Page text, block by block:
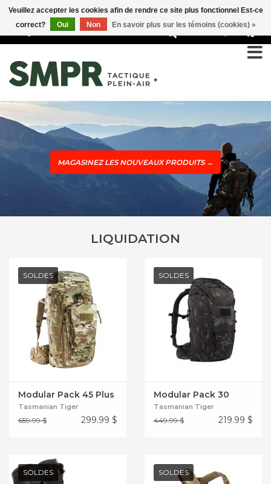
0
MAGASINEZ LES NOUVEAUX PRODUITS →
LIQUIDATION
SOLDES
Modular Pack 45 Plus
Tasmanian Tiger
659.99 $ 299.99 $
SOLDES
Modular Pack 30
Tasmanian Tiger
449.99 $ 219.99 $
SOLDES SOLDES
Veuillez accepter les cookies afin de rendre ce site plus fonctionnel Est-ce
correct?
Oui Non En savoir plus sur les témoins (cookies) »